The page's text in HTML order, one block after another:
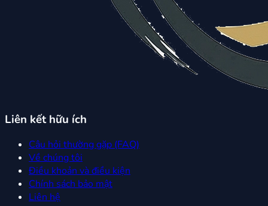
Liên kết hữu ích
Câu hỏi thường gặp (FAQ)
Về chúng tôi
Điều khoản và điều kiện
Chính sách bảo mật
Liên hệ